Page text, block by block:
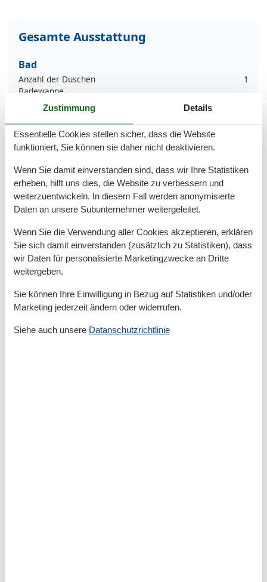
Gesamte Ausstattung
Bad
Anzahl der Duschen
1
Badewanne
Dusche
Haartrockner
Waschbecken
WC
Basic
JahrRenovierung
2025
Kinder willkommen
Nichtraucher
Quadratmeter
92 m²
Zimmer
3
Draußen
Anzahl der Parkplätze
1
Barbeque
Gartenmöbel
Privater P-Platz
Zustimmung Details
Essentielle Cookies stellen sicher, dass die Website
funktioniert, Sie können sie daher nicht deaktivieren.
Wenn Sie damit einverstanden sind, dass wir Ihre Statistiken
erheben, hilft uns dies, die Website zu verbessern und
weiterzuentwickeln. In diesem Fall werden anonymisierte
Daten an unsere Subunternehmer weitergeleitet.
Wenn Sie die Verwendung aller Cookies akzeptieren, erklären
Sie sich damit einverstanden (zusätzlich zu Statistiken), dass
wir Daten für personalisierte Marketingzwecke an Dritte
weitergeben.
Sie können Ihre Einwilligung in Bezug auf Statistiken und/oder
Marketing jederzeit ändern oder widerrufen.
Siehe auch unsere Datanschutzrichtlinie